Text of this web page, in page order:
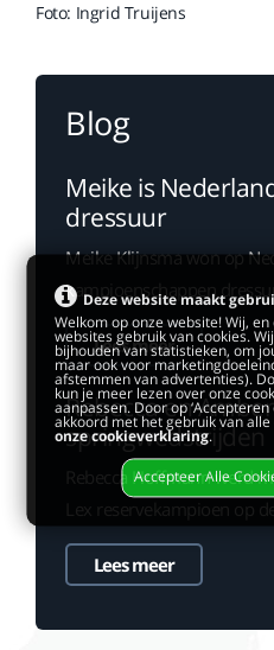
Foto: Ingrid Truijens
Blog
Meike is
dressuur
Meike Klijnsma won op
kampioenschappen
Lees meer
Rebecca en
springwedstrijden
Rebecca Hoffmann werd
Lees meer
Deze website maakt
Welkom op onze website! Wij,
websites gebruik van cookies.
bijhouden van statistieken, om
maar ook voor
afstemmen van advertenties).
kun je meer lezen over onze
aanpassen. Door op
akkoord met het gebruik van
onze cookieverklaring.
Accepteer Alle